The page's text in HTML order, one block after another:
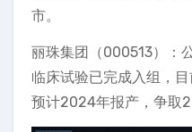
市。
丽珠集团（000513）：
临床试验已完成入组，
预计2024年报产，争取